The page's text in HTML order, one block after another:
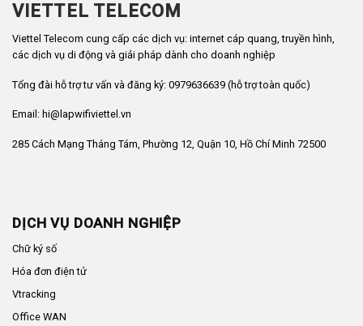
VIETTEL TELECOM
Viettel Telecom cung cấp các dịch vụ: internet cáp quang, truyền hình,
các dịch vụ di động và giải pháp dành cho doanh nghiệp
Tổng đài hỗ trợ tư vấn và đăng ký: 0979636639 (hỗ trợ toàn quốc)
Email: hi@lapwifiviettel.vn
285 Cách Mạng Tháng Tám, Phường 12, Quận 10, Hồ Chí Minh 72500
DỊCH VỤ DOANH NGHIỆP
Chữ ký số
Hóa đơn điện tử
Vtracking
Office WAN